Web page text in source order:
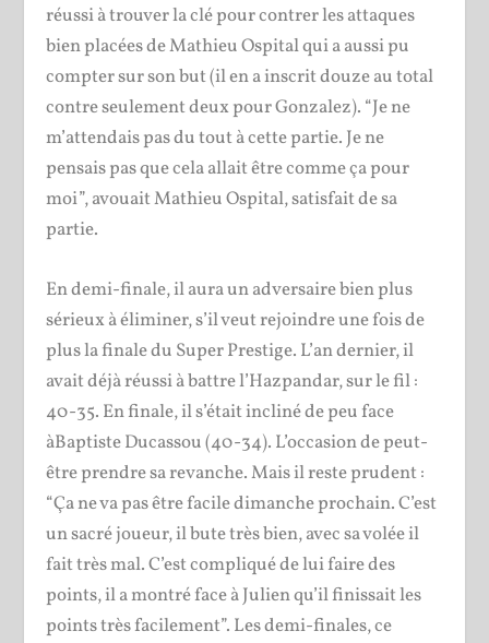
réussi à trouver la clé pour contrer les attaques
bien placées de Mathieu Ospital qui a aussi pu
compter sur son but (il en a inscrit douze au total
contre seulement deux pour Gonzalez). “Je ne
m’attendais pas du tout à cette partie. Je ne
pensais pas que cela allait être comme ça pour
moi”, avouait Mathieu Ospital, satisfait de sa
partie.
En demi-finale, il aura un adversaire bien plus
sérieux à éliminer, s’il veut rejoindre une fois de
plus la finale du Super Prestige. L’an dernier, il
avait déjà réussi à battre l’Hazpandar, sur le fil :
40-35. En finale, il s’était incliné de peu face
àBaptiste Ducassou (40-34). L’occasion de peut-
être prendre sa revanche. Mais il reste prudent :
“Ça ne va pas être facile dimanche prochain. C’est
un sacré joueur, il bute très bien, avec sa volée il
fait très mal. C’est compliqué de lui faire des
points, il a montré face à Julien qu’il finissait les
points très facilement”. Les demi-finales, ce